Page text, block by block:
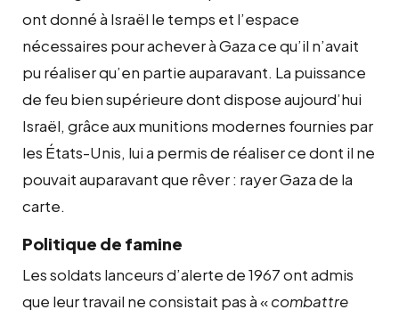
ont donné à Israël le temps et l’espace
nécessaires pour achever à Gaza ce qu’il n’avait
pu réaliser qu’en partie auparavant. La puissance
de feu bien supérieure dont dispose aujourd’hui
Israël, grâce aux munitions modernes fournies par
les États-Unis, lui a permis de réaliser ce dont il ne
pouvait auparavant que rêver : rayer Gaza de la
carte.
Politique de famine
Les soldats lanceurs d’alerte de 1967 ont admis
que leur travail ne consistait pas à «combattre